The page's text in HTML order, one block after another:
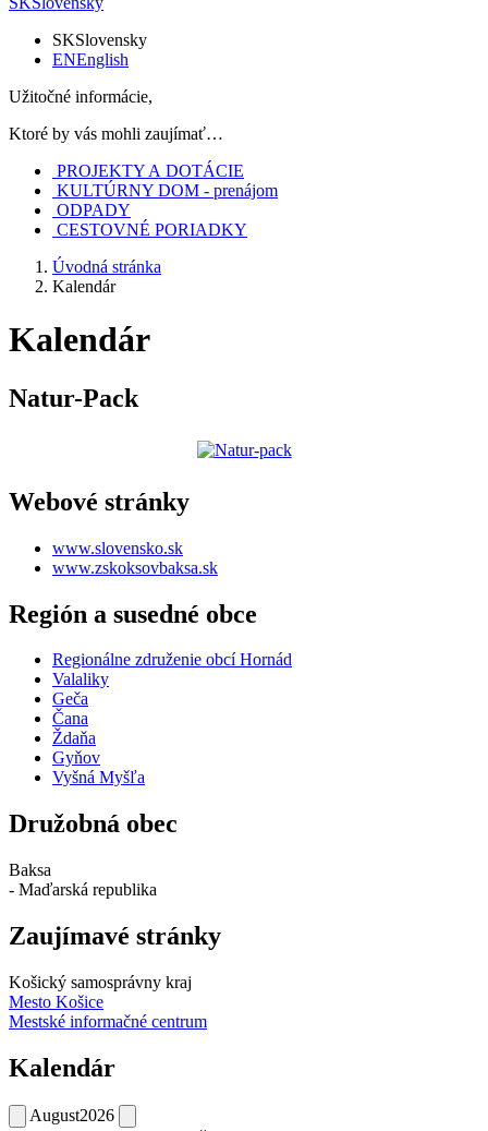
SKSlovensky
ENEnglish
Užitočné informácie,
Ktoré by vás mohli zaujímať…
PROJEKTY A DOTÁCIE
KULTÚRNY DOM - prenájom
ODPADY
CESTOVNÉ PORIADKY
Úvodná stránka
Kalendár
Kalendár
Natur-Pack
Webové stránky
www.slovensko.sk
www.zskoksovbaksa.sk
Región a susedné obce
Regionálne združenie obcí Hornád
Valaliky
Geča
Čana
Ždaňa
Gyňov
Vyšná Myšľa
Družobná obec
Baksa
- Maďarská republika
Zaujímavé stránky
Košický samosprávny kraj
Mesto Košice
Mestské informačné centrum
Kalendár
August2026